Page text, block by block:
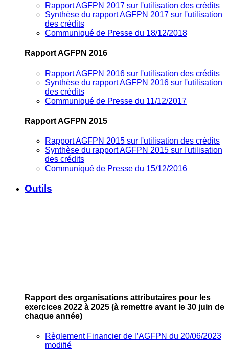
Rapport AGFPN 2017 sur l'utilisation des crédits
Synthèse du rapport AGFPN 2017 sur l'utilisation
des crédits
Communiqué de Presse du 18/12/2018
Rapport AGFPN 2016
Rapport AGFPN 2016 sur l'utilisation des crédits
Synthèse du rapport AGFPN 2016 sur l'utilisation
des crédits
Communiqué de Presse du 11/12/2017
Rapport AGFPN 2015
Rapport AGFPN 2015 sur l'utilisation des crédits
Synthèse du rapport AGFPN 2015 sur l'utilisation
des crédits
Communiqué de Presse du 15/12/2016
Outils
Rapport des organisations attributaires pour les
exercices 2022 à 2025 (à remettre avant le 30 juin de
chaque année)
Règlement Financier de l’AGFPN du 20/06/2023
modifié